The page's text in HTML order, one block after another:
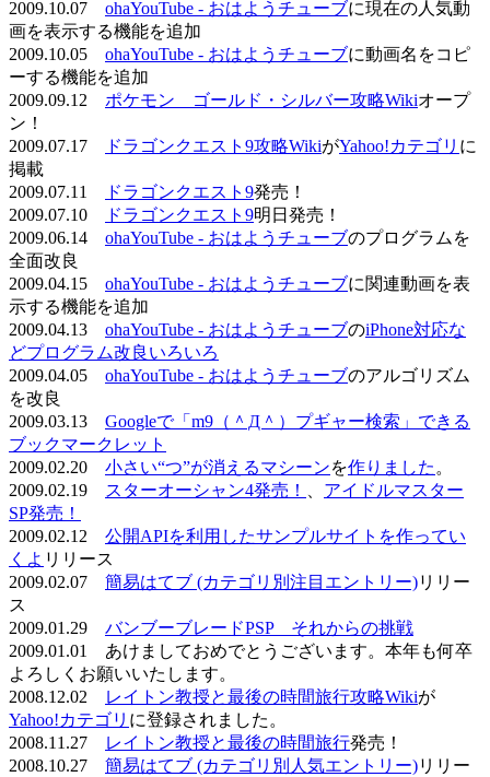
2009.10.07 ohaYouTube - おはようチューブに現在の人気動
画を表示する機能を追加
2009.10.05 ohaYouTube - おはようチューブに動画名をコピ
ーする機能を追加
2009.09.12 ポケモン ゴールド・シルバー攻略Wikiオープ
ン！
2009.07.17
ドラゴンクエスト9攻略WikiがYahoo!カテゴリ に
掲載
2009.07.11
ドラゴンクエスト9発売！
2009.07.10
ドラゴンクエスト9明日発売！
2009.06.14 ohaYouTube - おはようチューブのプログラムを
全面改良
2009.04.15 ohaYouTube - おはようチューブに関連動画を表
示する機能を追加
2009.04.13 ohaYouTube - おはようチューブのiPhone対応な
どプログラム改良いろいろ
2009.04.05 ohaYouTube - おはようチューブのアルゴリズム
を改良
2009.03.13 Googleで「m9（＾Д＾）プギャー検索」できる
ブックマークレット
2009.02.20 小さい“つ”が消えるマシーンを作りました 。
2009.02.19
スターオーシャン4発売！
アイドルマスター
SP発売！
2009.02.12 公開APIを利用したサンプルサイトを作ってい
くよ リリース
2009.02.07 簡易はてブ (カテゴリ別注目エントリー)リリー
ス
2009.01.29 バンブーブレードPSP それからの挑戦
2009.01.01 あけましておめでとうございます。本年も何卒
よろしくお願いいたします。
2008.12.02
レイトン教授と最後の時間旅行攻略Wikiが
Yahoo!カテゴリ に登録されました。
2008.11.27
レイトン教授と最後の時間旅行発売！
2008.10.27 簡易はてブ (カテゴリ別人気エントリー)リリー